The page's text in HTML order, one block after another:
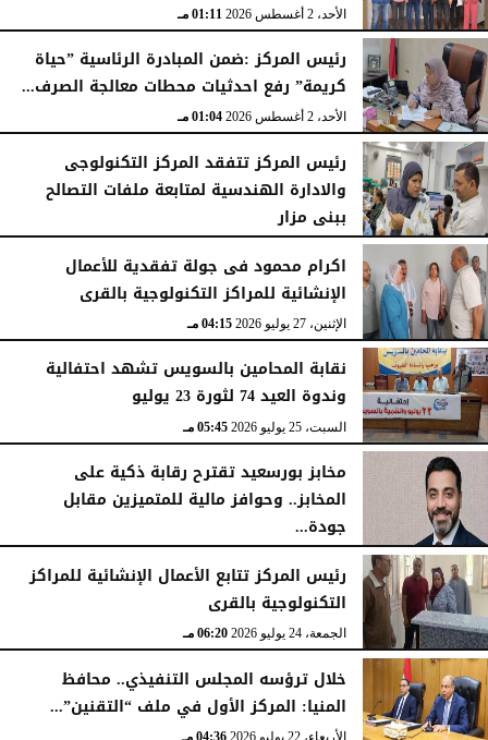
الأحد، 2 أغسطس 2026 01:11 مـ
رئيس المركز :ضمن المبادرة الرئاسية ”حياة
كريمة” رفع احدثيات محطات معالجة الصرف...
الأحد، 2 أغسطس 2026 01:04 مـ
رئيس المركز تتفقد المركز التكنولوجى
والادارة الهندسية لمتابعة ملفات التصالح
ببنى مزار
الأربعاء، 29 يوليو 2026 02:03 مـ
اكرام محمود فى جولة تفقدية للأعمال
الإنشائية للمراكز التكنولوجية بالقرى
الإثنين، 27 يوليو 2026 04:15 مـ
نقابة المحامين بالسويس تشهد احتفالية
وندوة العيد 74 لثورة 23 يوليو
السبت، 25 يوليو 2026 05:45 مـ
مخابز بورسعيد تقترح رقابة ذكية على
المخابز.. وحوافز مالية للمتميزين مقابل
جودة...
السبت، 25 يوليو 2026 05:41 مـ
رئيس المركز تتابع الأعمال الإنشائية للمراكز
التكنولوجية بالقرى
الجمعة، 24 يوليو 2026 06:20 مـ
خلال ترؤسه المجلس التنفيذي.. محافظ
المنيا: المركز الأول في ملف “التقنين”...
الأربعاء، 22 يوليو 2026 04:36 مـ